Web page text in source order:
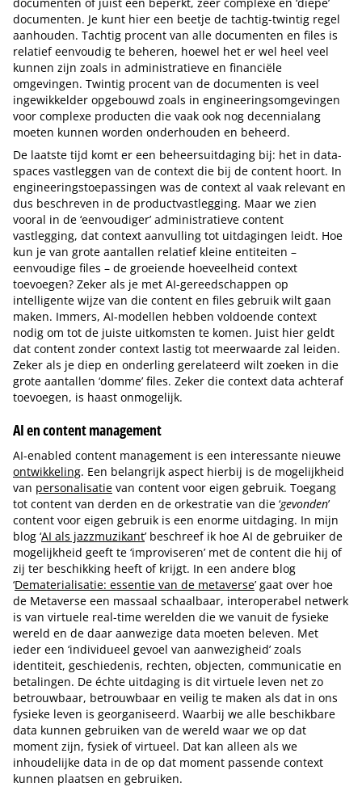
documenten. Je kunt hier een beetje de tachtig-twintig regel
aanhouden. Tachtig procent van alle documenten en files is
relatief eenvoudig te beheren, hoewel het er wel heel veel
kunnen zijn zoals in administratieve en financiële
omgevingen. Twintig procent van de documenten is veel
ingewikkelder opgebouwd zoals in engineeringsomgevingen
voor complexe producten die vaak ook nog decennialang
moeten kunnen worden onderhouden en beheerd.
De laatste tijd komt er een beheersuitdaging bij: het in data-
spaces vastleggen van de context die bij de content hoort. In
engineeringstoepassingen was de context al vaak relevant en
dus beschreven in de productvastlegging. Maar we zien
vooral in de ‘eenvoudiger’ administratieve content
vastlegging, dat context aanvulling tot uitdagingen leidt. Hoe
kun je van grote aantallen relatief kleine entiteiten –
eenvoudige files – de groeiende hoeveelheid context
toevoegen? Zeker als je met AI-gereedschappen op
intelligente wijze van die content en files gebruik wilt gaan
maken. Immers, AI-modellen hebben voldoende context
nodig om tot de juiste uitkomsten te komen. Juist hier geldt
dat content zonder context lastig tot meerwaarde zal leiden.
Zeker als je diep en onderling gerelateerd wilt zoeken in die
grote aantallen ‘domme’ files. Zeker die context data achteraf
toevoegen, is haast onmogelijk.
AI en content management
AI-enabled content management is een interessante nieuwe
ontwikkeling. Een belangrijk aspect hierbij is de mogelijkheid
van personalisatie van content voor eigen gebruik. Toegang
tot content van derden en de orkestratie van die ‘gevonden’
content voor eigen gebruik is een enorme uitdaging. In mijn
blog ‘AI als jazzmuzikant’ beschreef ik hoe AI de gebruiker de
mogelijkheid geeft te ‘improviseren’ met de content die hij of
zij ter beschikking heeft of krijgt. In een andere blog
‘Dematerialisatie: essentie van de metaverse’ gaat over hoe
de Metaverse een massaal schaalbaar, interoperabel netwerk
is van virtuele real-time werelden die we vanuit de fysieke
wereld en de daar aanwezige data moeten beleven. Met
ieder een ‘individueel gevoel van aanwezigheid’ zoals
identiteit, geschiedenis, rechten, objecten, communicatie en
betalingen. De échte uitdaging is dit virtuele leven net zo
betrouwbaar, betrouwbaar en veilig te maken als dat in ons
fysieke leven is georganiseerd. Waarbij we alle beschikbare
data kunnen gebruiken van de wereld waar we op dat
moment zijn, fysiek of virtueel. Dat kan alleen als we
inhoudelijke data in de op dat moment passende context
kunnen plaatsen en gebruiken.